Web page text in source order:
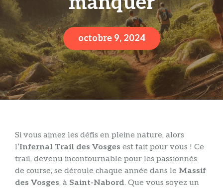
octobre 9, 2024
Si vous aimez les défis en pleine nature, alors
l’Infernal Trail des Vosges est fait pour vous ! Ce
trail, devenu incontournable pour les passionnés
de course, se déroule chaque année dans le Massif
des Vosges, à Saint-Nabord. Que vous soyez un